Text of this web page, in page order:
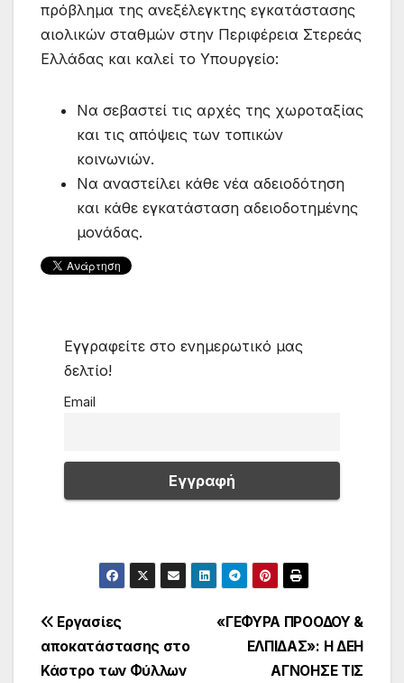
πρόβλημα της ανεξέλεγκτης εγκατάστασης
αιολικών σταθμών στην Περιφέρεια Στερεάς
Ελλάδας και καλεί το Υπουργείο:
Να σεβαστεί τις αρχές της χωροταξίας
και τις απόψεις των τοπικών
κοινωνιών.
Να αναστείλει κάθε νέα αδειοδότηση
και κάθε εγκατάσταση αδειοδοτημένης
μονάδας.
Εγγραφείτε στο ενημερωτικό μας
δελτίο!
Email
Πλοήγηση
άρθρων
«ΓΕΦΥΡΑ ΠΡΟΟΔΟΥ &
ΕΛΠΙΔΑΣ»: Η ΔΕΗ
ΑΓΝΟΗΣΕ ΤΙΣ
Εργασίες
αποκατάστασης στο
Κάστρο των Φύλλων